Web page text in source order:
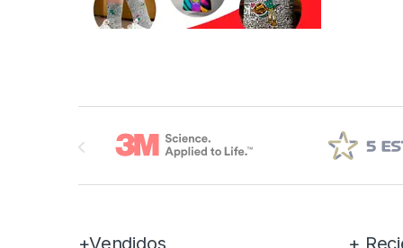
+Vendidos +